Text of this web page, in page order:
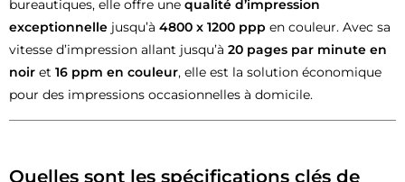
bureautiques, elle offre une qualité d’impression
exceptionnelle jusqu’à 4800 x 1200 ppp en couleur. Avec sa
vitesse d’impression allant jusqu’à 20 pages par minute en
noir et 16 ppm en couleur, elle est la solution économique
pour des impressions occasionnelles à domicile.
Quelles sont les spécifications clés de